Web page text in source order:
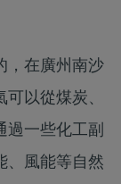
，在廣州南沙
以從煤炭、
過一些化工副
、風能等自然